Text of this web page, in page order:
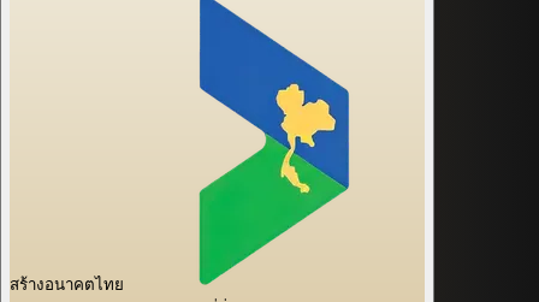
สร้างอนาคตไทย